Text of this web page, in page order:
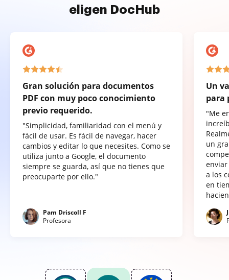
eligen DocHub
Gran solución para documentos
PDF con muy poco conocimiento
previo requerido.
"Simplicidad, familiaridad con el menú y
fácil de usar. Es fácil de navegar, hacer
cambios y editar lo que necesites. Como se
utiliza junto a Google, el documento
siempre se guarda, así que no tienes que
preocuparte por ello."
Pam Driscoll F
Profesora
Un
para
"Me
un
a los
en